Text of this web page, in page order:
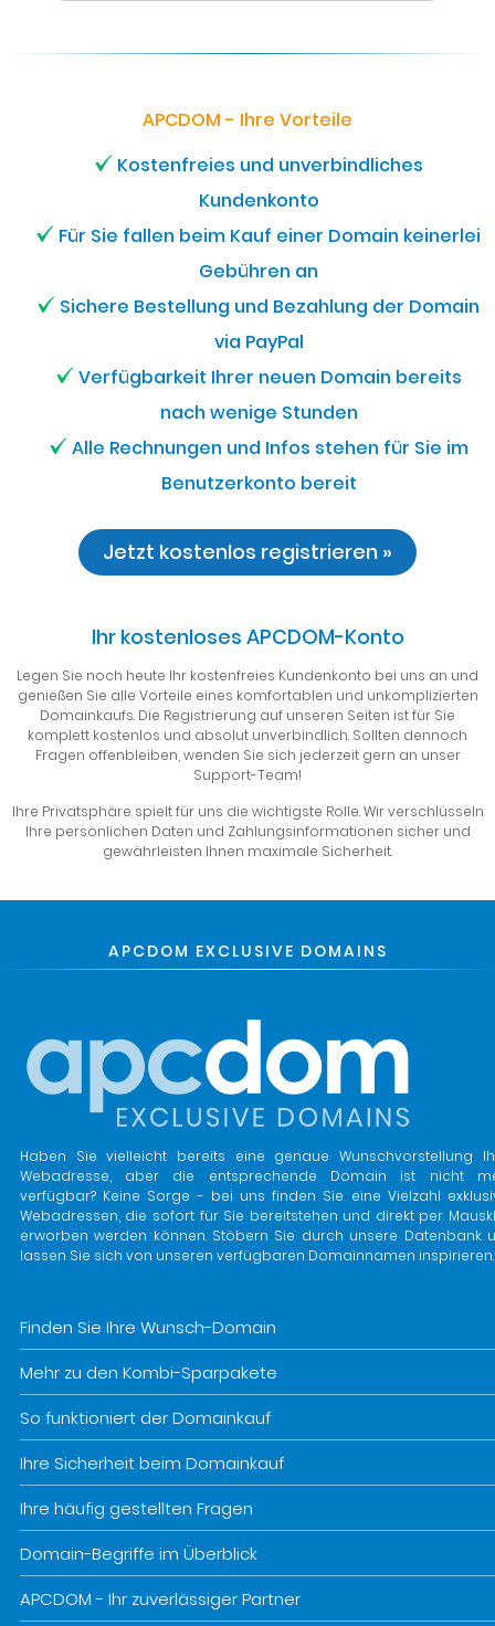
APCDOM - Ihre Vorteile
Kostenfreies und unverbindliches
Kundenkonto
Für Sie fallen beim Kauf einer Domain keinerlei
Gebühren an
Sichere Bestellung und Bezahlung der Domain
via PayPal
Verfügbarkeit Ihrer neuen Domain bereits
nach wenige Stunden
Alle Rechnungen und Infos stehen für Sie im
Benutzerkonto bereit
Jetzt kostenlos registrieren »
Ihr kostenloses APCDOM-Konto
Legen Sie noch heute Ihr kostenfreies Kundenkonto bei uns an und
genießen Sie alle Vorteile eines komfortablen und unkomplizierten
Domainkaufs. Die Registrierung auf unseren Seiten ist für Sie
komplett kostenlos und absolut unverbindlich. Sollten dennoch
Fragen offenbleiben, wenden Sie sich jederzeit gern an unser
Support-Team!
Ihre Privatsphäre spielt für uns die wichtigste Rolle. Wir verschlüsseln
Ihre persönlichen Daten und Zahlungsinformationen sicher und
gewährleisten Ihnen maximale Sicherheit.
APCDOM EXCLUSIVE DOMAINS
Haben Sie vielleicht bereits eine genaue Wunschvorstellung
Webadresse, aber die entsprechende Domain ist nicht
verfügbar? Keine Sorge - bei uns finden Sie eine Vielzahl
Webadressen, die sofort für Sie bereitstehen und direkt per
erworben werden können. Stöbern Sie durch unsere Datenbank
lassen Sie sich von unseren verfügbaren Domainnamen inspirieren.
Finden Sie Ihre Wunsch-Domain
Mehr zu den Kombi-Sparpakete
So funktioniert der Domainkauf
Ihre Sicherheit beim Domainkauf
Ihre häufig gestellten Fragen
Domain-Begriffe im Überblick
APCDOM - Ihr zuverlässiger Partner